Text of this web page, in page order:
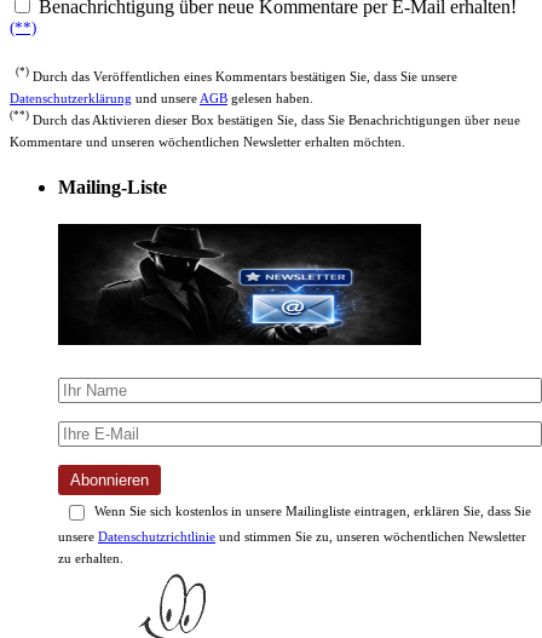
Benachrichtigung über neue Kommentare per E-Mail erhalten!
(**)
(*) Durch das Veröffentlichen eines Kommentars bestätigen Sie, dass Sie unsere
Datenschutzerklärung und unsere AGB gelesen haben.
(**) Durch das Aktivieren dieser Box bestätigen Sie, dass Sie Benachrichtigungen über neue
Kommentare und unseren wöchentlichen Newsletter erhalten möchten.
Mailing-Liste
Abonnieren
Wenn Sie sich kostenlos in unsere Mailingliste eintragen, erklären Sie, dass Sie
unsere Datenschutzrichtlinie und stimmen Sie zu, unseren wöchentlichen Newsletter
zu erhalten.